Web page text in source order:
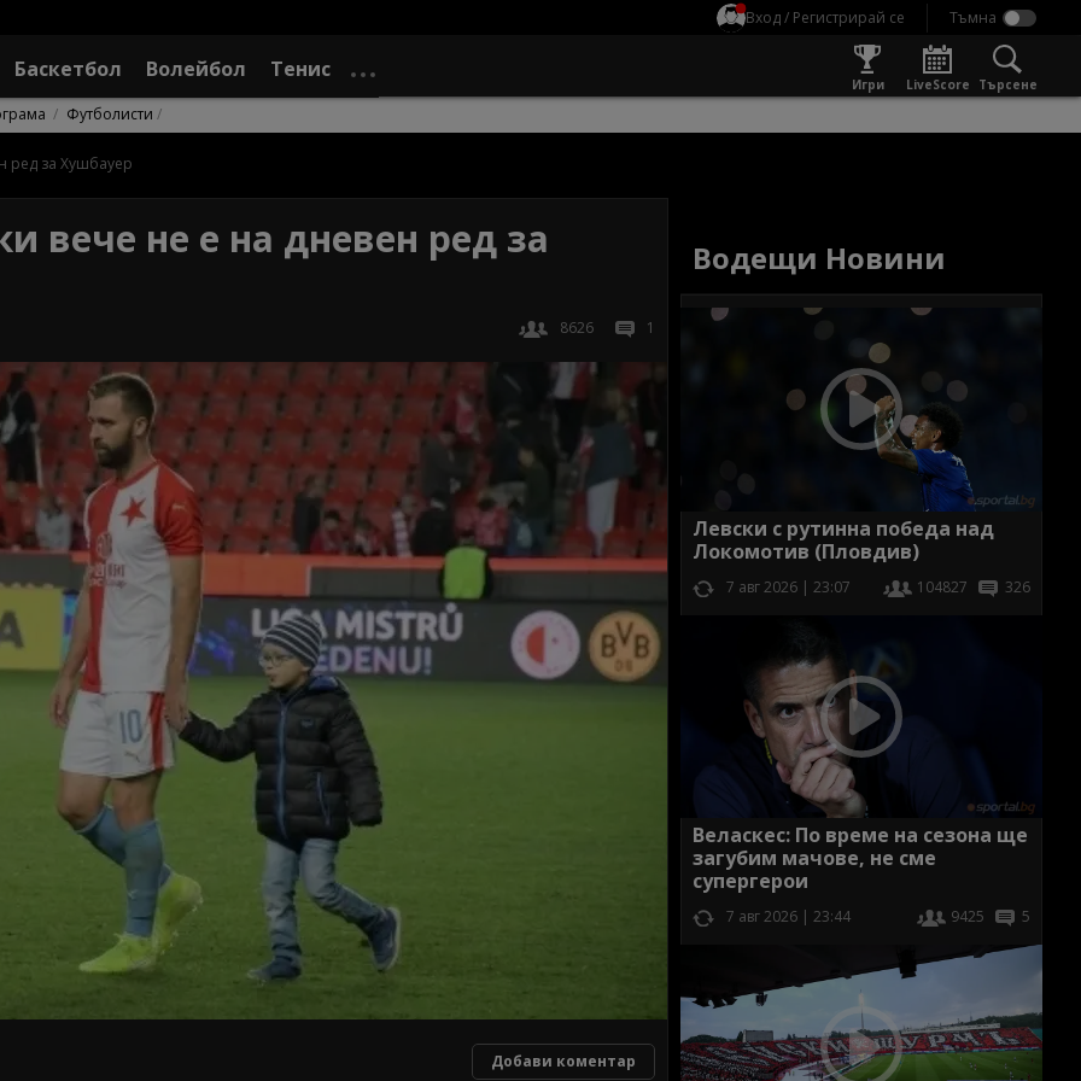
Вход / Регистрирай се
Баскетбол Волейбол Тенис
Игри LiveScore Търсене
Футболисти
ред за Хушбауер
вече не e на дневен ред за
8626 1
Добави коментар
Водещи Новини
Левски с рутинна победа над
Локомотив (Пловдив)
7 авг 2026 | 23:07 104827 326
Веласкес: По време на сезона ще
загубим мачове, не сме
супергерои
7 авг 2026 | 23:44 9425 5